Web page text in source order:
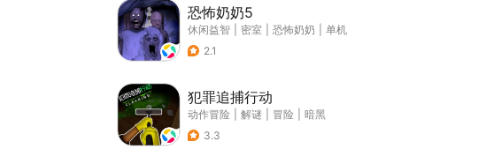
恐怖奶奶5
休闲益智 密室 恐怖奶奶
单机
2.1
犯罪追捕行动
动作冒险 解谜 冒险
暗黑
3.3